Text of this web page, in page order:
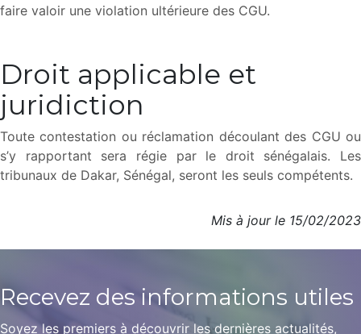
faire valoir une violation ultérieure des CGU.
Droit applicable et
juridiction​
Toute contestation ou réclamation découlant des CGU ou
s’y rapportant sera régie par le droit sénégalais. Les
tribunaux de Dakar, Sénégal, seront les seuls compétents.
Mis à jour le 15/02/2023
Recevez des informations utiles
Soyez les premiers à découvrir les dernières actualités,